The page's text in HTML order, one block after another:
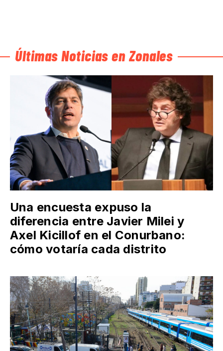
Últimas Noticias en Zonales
Una encuesta expuso la
diferencia entre Javier Milei y
Axel Kicillof en el Conurbano:
cómo votaría cada distrito